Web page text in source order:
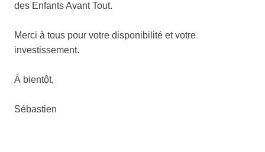
des Enfants Avant Tout.
Merci à tous pour votre disponibilité et votre
investissement.
À bientôt,
Sébastien